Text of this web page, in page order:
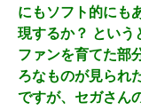
にもソフト的にも
現するか？ という
ファンを育てた部
ろなものが見られ
ですが、セガさん